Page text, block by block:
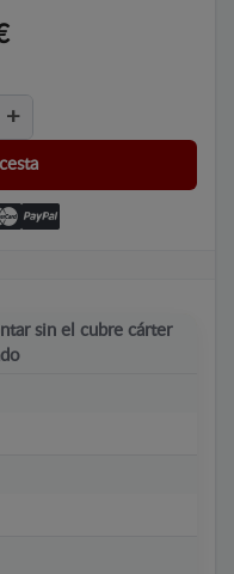
sin el cubre cárter